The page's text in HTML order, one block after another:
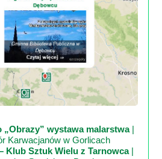
„Obrazy” wystawa malarstwa|
Karwacjanów w Gorlicach
Klub Sztuk Wielu z Tarnowca|